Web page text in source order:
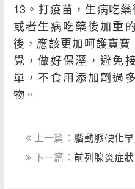
13。打疫苗，生病吃
或者生病吃藥後加重
後，應該更加呵護寶
覺，做好保溼，避免
單，不食用添加劑過
物。
上一篇： 腦動脈硬化
下一篇：前列腺炎症